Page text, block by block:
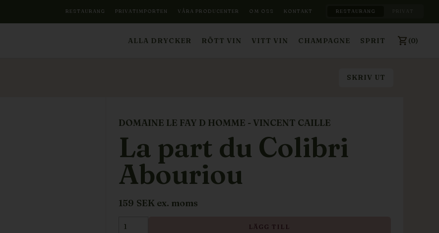
RESTAURANG PRIVATIMPORTEN VÅRA PRODUCENTER OM OSS KONTAKT RESTAURANG
ALLA DRYCKER RÖTT VIN VITT VIN CHAMPAGNE SPRIT (0)
SKRIV UT
DOMAINE LE FAY D HOMME - VINCENT CAILLE
La part du Colibri
Abouriou
159 SEK ex. moms
LÄGG TILL